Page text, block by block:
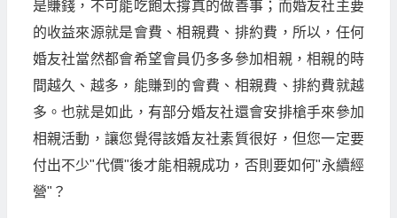
是賺錢，不可能吃飽太撐真的做善事；而婚友社主要
的收益來源就是會費、相親費、排約費，所以，任何
婚友社當然都會希望會員仍多多參加相親，相親的時
間越久、越多，能賺到的會費、相親費、排約費就越
多。也就是如此，有部分婚友社還會安排槍手來參加
相親活動，讓您覺得該婚友社素質很好，但您一定要
付出不少"代價"後才能相親成功，否則要如何"永續經
營"？